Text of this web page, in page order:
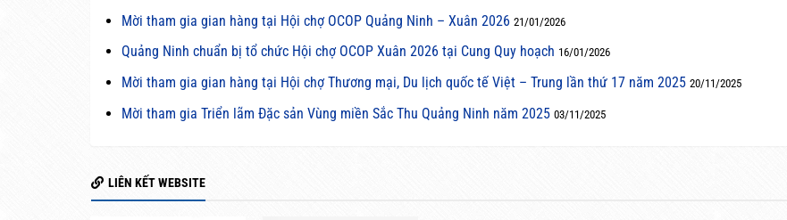
Mời tham gia gian hàng tại Hội chợ OCOP Quảng Ninh – Xuân 2026 21/01/2026
Quảng Ninh chuẩn bị tổ chức Hội chợ OCOP Xuân 2026 tại Cung Quy hoạch 16/01/2026
Mời tham gia gian hàng tại Hội chợ Thương mại, Du lịch quốc tế Việt – Trung lần thứ 17 năm 2025 20/11/2025
Mời tham gia Triển lãm Đặc sản Vùng miền Sắc Thu Quảng Ninh năm 2025 03/11/2025
LIÊN KẾT WEBSITE